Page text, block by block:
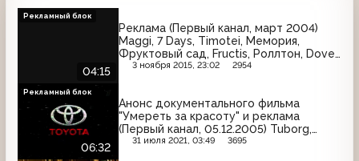
04:15
Реклама (Первый канал, март 2004)
Maggi, 7 Days, Timotei, Мемория,
Фруктовый сад, Fructis, Роллтон, Dove,
Tchibo
3 ноября 2015, 23:02 2954
Рекламный блок
06:32
Анонс документального фильма
"Умереть за красоту" и реклама
(Первый канал, 05.12.2005) Tuborg,
Vanish, Tefal, Pantene Pro-V, Мезим,
31 июля 2021, 03:49 3695
Рекламный блок